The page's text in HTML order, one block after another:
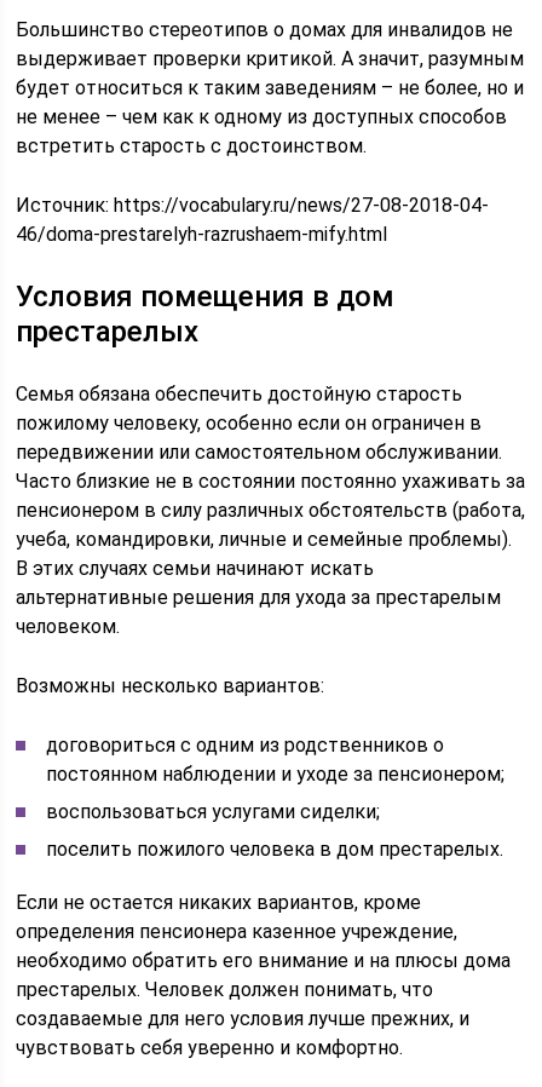
Большинство стереотипов о домах для инвалидов не
выдерживает проверки критикой. А значит, разумным
будет относиться к таким заведениям – не более, но и
не менее – чем как к одному из доступных способов
встретить старость с достоинством.
Источник: https://vocabulary.ru/news/27-08-2018-04-
46/doma-prestarelyh-razrushaem-mify.html
Условия помещения в дом
престарелых
Семья обязана обеспечить достойную старость
пожилому человеку, особенно если он ограничен в
передвижении или самостоятельном обслуживании.
Часто близкие не в состоянии постоянно ухаживать за
пенсионером в силу различных обстоятельств (работа,
учеба, командировки, личные и семейные проблемы).
В этих случаях семьи начинают искать
альтернативные решения для ухода за престарелым
человеком.
Возможны несколько вариантов:
договориться с одним из родственников о
постоянном наблюдении и уходе за пенсионером;
воспользоваться услугами сиделки;
поселить пожилого человека в дом престарелых.
Если не остается никаких вариантов, кроме
определения пенсионера казенное учреждение,
необходимо обратить его внимание и на плюсы дома
престарелых. Человек должен понимать, что
создаваемые для него условия лучше прежних, и
чувствовать себя уверенно и комфортно.